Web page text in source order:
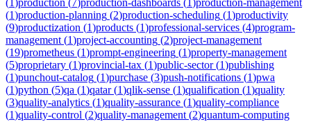
(1)production-planning (2)production-scheduling (1)productivity
(9)productization (1)products (1)professional-services (4)program-
management (1)project-accounting (2)project-management
(19)prometheus (1)prompt-engineering (1)property-management
(5)proprietary (1)provincial-tax (1)public-sector(1)publishing
(1)punchout-catalog (1)purchase (3)push-notifications (1)pwa
(1)python (5)qa (1)qatar(1)qlik-sense (1)qualification (1)quality
(3)quality-analytics (1)quality-assurance (1)quality-compliance
(1)quality-control (2)quality-management (2)quantum-computing